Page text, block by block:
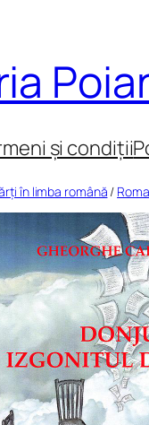
și condiții
în limba română /